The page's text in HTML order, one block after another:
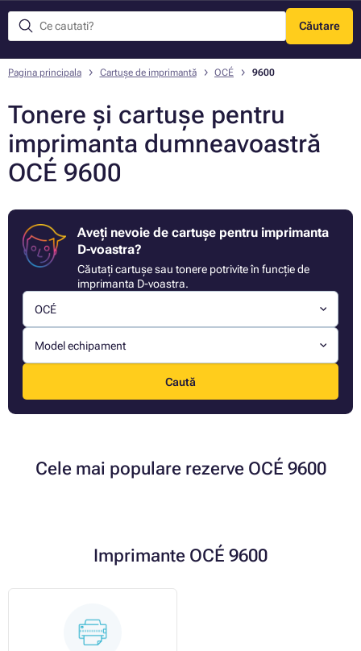
Căutare
Meniu
Pagina principala Cartușe de imprimantă OCÉ 9600
Tonere și cartușe pentru
imprimanta dumneavoastră
OCÉ 9600
Aveți nevoie de cartușe pentru imprimanta
D-voastra?
Căutați cartușe sau tonere potrivite în funcție de
imprimanta D-voastra.
OCÉ
Model echipament
Caută
Cele mai populare rezerve OCÉ 9600
Imprimante OCÉ 9600